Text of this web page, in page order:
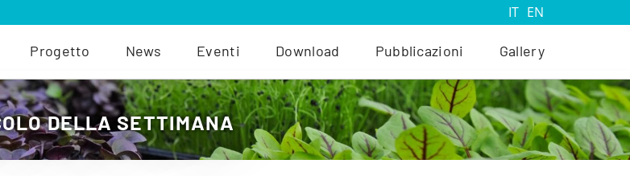
IT EN
Progetto News Eventi Download Pubblicazioni Gallery
DELLA SETTIMANA